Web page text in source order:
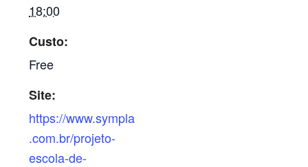
18:00
Custo:
Free
Site:
https://www.sympla
.com.br/projeto-
escola-de-